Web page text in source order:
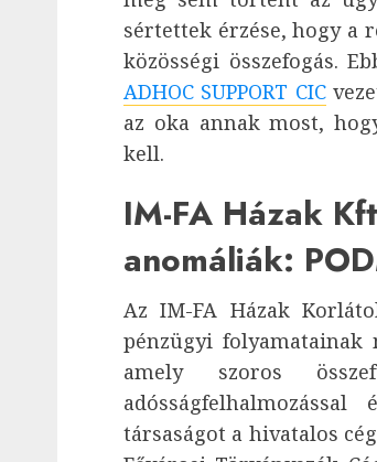
sértettek érzése, hogy a
közösségi összefogás.
ADHOC SUPPORT CIC
az oka annak most,
kell.
IM-FA Házak
anomáliák:
Az IM-FA Házak
pénzügyi
amely szoros
társaságot a hivatalos